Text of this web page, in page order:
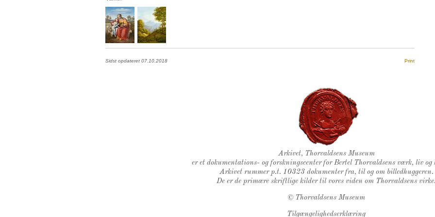
Sidst opdateret 07.10.2018 Print
Thorvaldsens Segl
Arkivet, Thorvaldsens Museum
er et dokumentations- og forskningscenter for Bertel Thorvaldsens værk, liv og
Arkivet rummer p.t. 10323 dokumenter fra, til og om billedhuggeren.
De er de primære skriftlige kilder til vores viden om Thorvaldsens virke.
© Thorvaldsens Museum
Tilgængelighedserklæring